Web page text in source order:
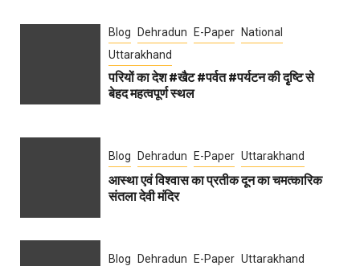
Blog Dehradun E-Paper
National
Uttarakhand
परियों का देश #खैट #पर्वत #पर्यटन की दृृष्टि से
बेहद महत्वपूर्ण स्थल
Blog Dehradun E-Paper Uttarakhand
आस्था एवं विश्वास का प्रतीक दून का चमत्कारिक
संतला देवी मंदिर
Blog Dehradun E-Paper Uttarakhand